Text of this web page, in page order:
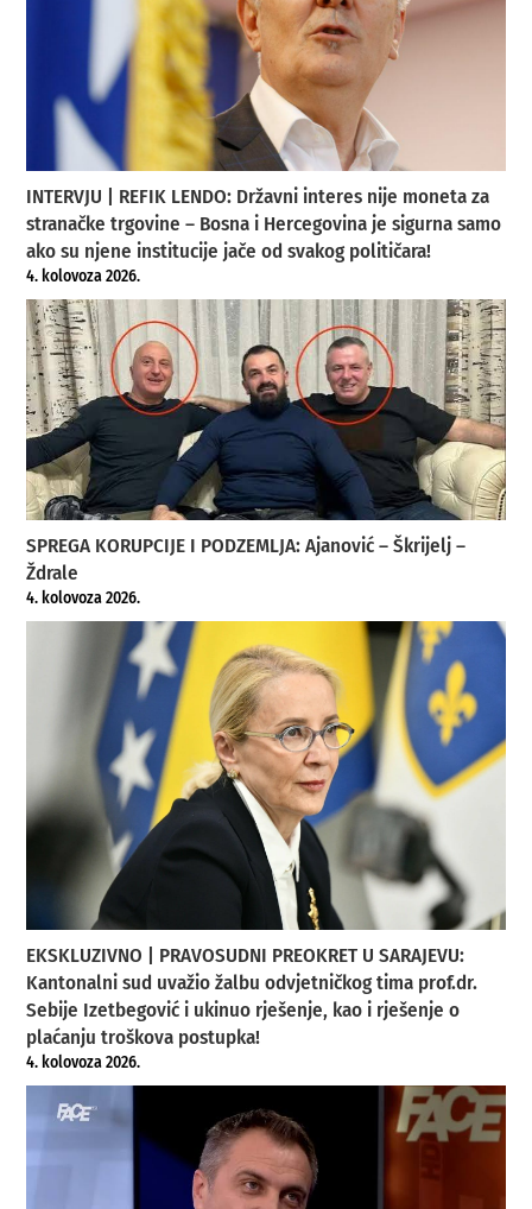
INTERVJU | REFIK LENDO: Državni interes nije moneta za
stranačke trgovine – Bosna i Hercegovina je sigurna samo
ako su njene institucije jače od svakog političara!
4. kolovoza 2026.
SPREGA KORUPCIJE I PODZEMLJA: Ajanović – Škrijelj –
Ždrale
4. kolovoza 2026.
EKSKLUZIVNO | PRAVOSUDNI PREOKRET U SARAJEVU:
Kantonalni sud uvažio žalbu odvjetničkog tima prof.dr.
Sebije Izetbegović i ukinuo rješenje, kao i rješenje o
plaćanju troškova postupka!
4. kolovoza 2026.